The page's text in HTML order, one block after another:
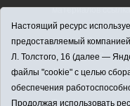
материалов
Адрес редакции:
область,
Кирова, д. 13.
Адрес
strudu72@obl72.ru
Телефон
Настоящий ресурс
предоставляемый
Л. Толстого, 16 (далее —
файлы "cookie" с целью
обеспечения
Продолжая использовать